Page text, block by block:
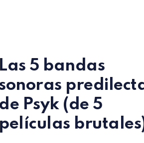
Las 5 bandas
de Psyk (de 5
películas